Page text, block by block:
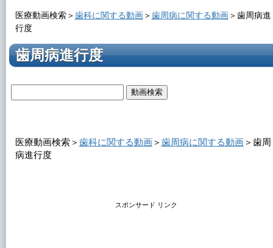
医療動画検索＞歯科に関する動画＞歯周病に関する動画＞歯周病進
行度
歯周病進行度
医療動画検索＞ 歯科に関する動画＞ 歯周病に関する動画＞ 歯周
病進行度
スポンサード リンク